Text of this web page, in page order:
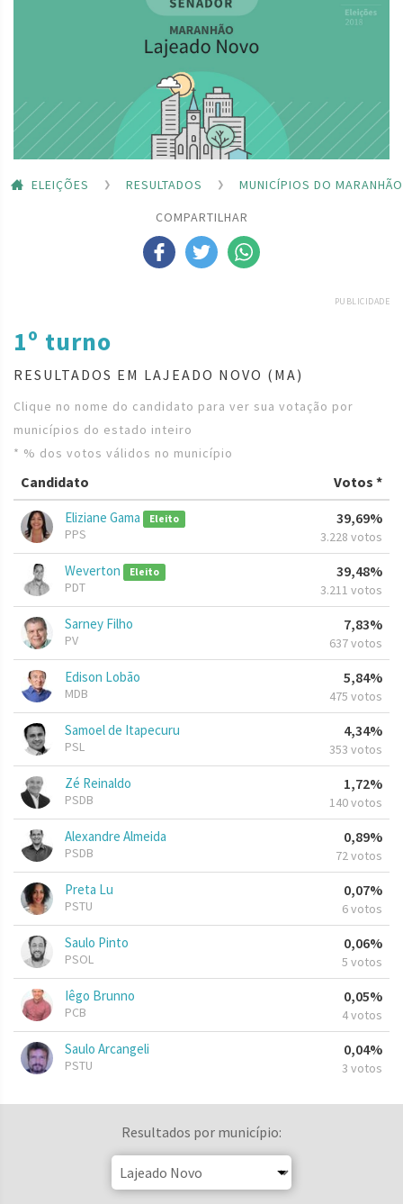
ELEIÇÕES RESULTADOS
MUNICÍPIOS DO MARANHÃO
COMPARTILHAR
PUBLICIDADE
1º turno
RESULTADOS EM LAJEADO NOVO (MA)
Clique no nome do candidato para ver sua votação por
municípios do estado inteiro
* % dos votos válidos no município
Candidato Votos *
Eliziane Gama Eleito
PPS
39,69%
3.228 votos
Weverton Eleito
PDT
39,48%
3.211 votos
Sarney Filho
PV
7,83%
637 votos
Edison Lobão
MDB
5,84%
475 votos
Samoel de Itapecuru
PSL
4,34%
353 votos
Zé Reinaldo
PSDB
1,72%
140 votos
Alexandre Almeida
PSDB
0,89%
72 votos
Preta Lu
PSTU
0,07%
6 votos
Saulo Pinto
PSOL
0,06%
5 votos
Iêgo Brunno
PCB
0,05%
4 votos
Saulo Arcangeli
PSTU
0,04%
3 votos
Resultados por município: